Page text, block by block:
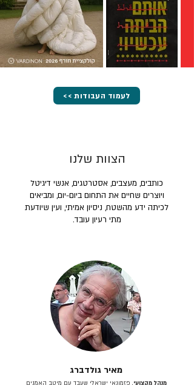
<< לעמוד העבודות
הצוות שלנו
כותבים, מעצבים, אסטרטגים, אנשי דיגיטל
ויוצרים שחיים את התחום ביום-יום, ומביאים
לכיתה ידע מהשטח, ניסיון אמיתי, ועין שיודעת
מתי רעיון עובד.
מאיר גולדברג
מנהל מקצועי, פזמונאי ישראלי שעבד עם מיטב האמנים